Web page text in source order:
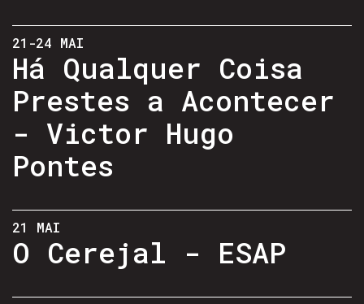
21-24 MAI
Há Qualquer Coisa
Prestes a Acontecer
- Victor Hugo
Pontes
21 MAI
O Cerejal - ESAP